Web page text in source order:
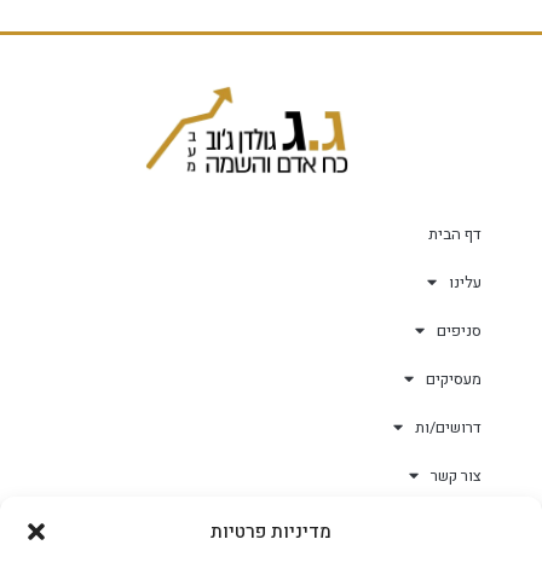
מדיניות פרטיות
דף הבית
עלינו
סניפים
מעסיקים
דרושים/ות
צור קשר